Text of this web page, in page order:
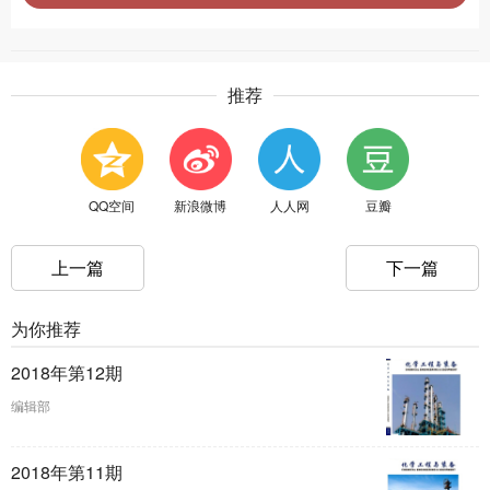
推荐
QQ空间 新浪微博 人人网 豆瓣
上一篇 下一篇
为你推荐
2018年第12期
编辑部
2018年第11期